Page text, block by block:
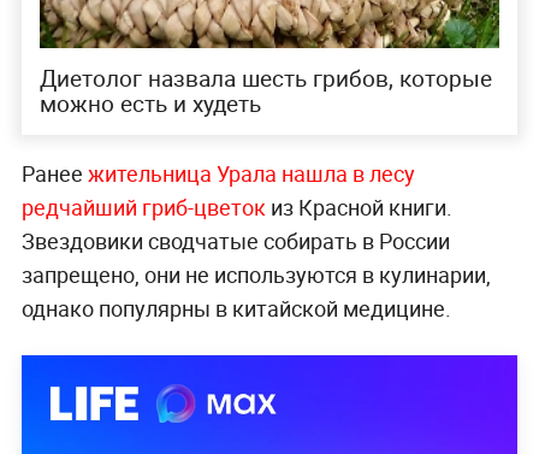
Диетолог назвала шесть грибов, которые
можно есть и худеть
Ранее жительница Урала нашла в лесу
редчайший гриб-цветокиз Красной книги.
Звездовики сводчатые собирать в России
запрещено, они не используются в кулинарии,
однако популярны в китайской медицине.